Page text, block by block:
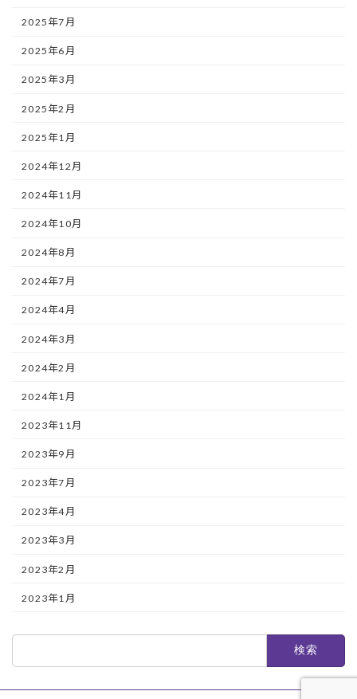
2025年7月
2025年6月
2025年3月
2025年2月
2025年1月
2024年12月
2024年11月
2024年10月
2024年8月
2024年7月
2024年4月
2024年3月
2024年2月
2024年1月
2023年11月
2023年9月
2023年7月
2023年4月
2023年3月
2023年2月
2023年1月